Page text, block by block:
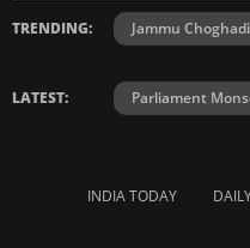
TRENDING: Jammu
LATEST: Parliament
INDIA TODAY